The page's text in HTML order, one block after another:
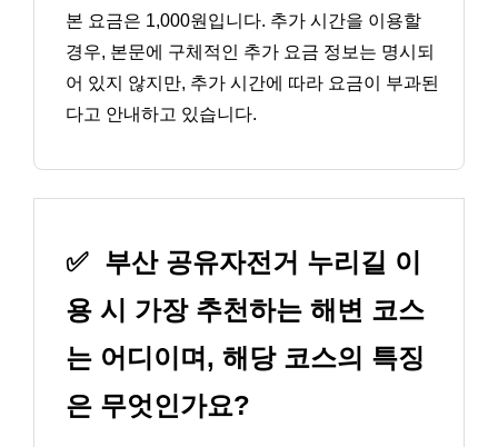
본 요금은 1,000원입니다. 추가 시간을 이용할
경우, 본문에 구체적인 추가 요금 정보는 명시되
어 있지 않지만, 추가 시간에 따라 요금이 부과된
다고 안내하고 있습니다.
✅ 부산 공유자전거 누리길 이
용 시 가장 추천하는 해변 코스
는 어디이며, 해당 코스의 특징
은 무엇인가요?